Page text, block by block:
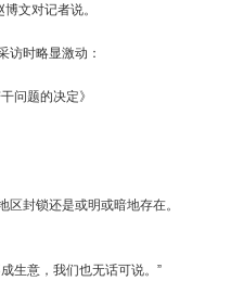
文对记者说。
时略显激动：
问题的决定》
封锁还是或明或暗地存在。
生意，我们也无话可说。”